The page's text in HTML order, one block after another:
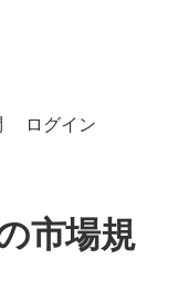
ログイン
市場規